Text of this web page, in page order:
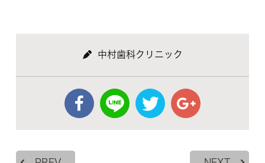
中村歯科クリニック